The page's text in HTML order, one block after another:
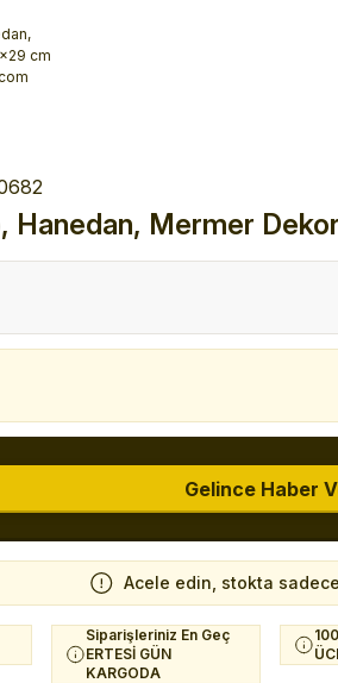
verin!
yap!
Hanedan, Mermer
Gelince Haber
Acele edin, stokta sadece
Siparişleriniz En Geç
ERTESİ GÜN
KARGODA